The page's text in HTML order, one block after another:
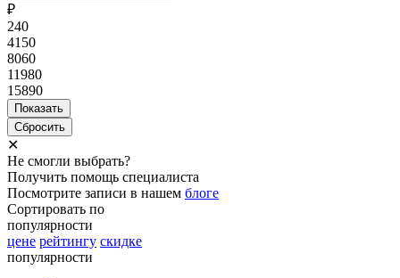
₽
240
4150
8060
11980
15890
✕
Не смогли выбрать?
Получить помощь специалиста
Посмотрите записи в нашем блоге
Сортировать по
популярности
цене рейтингу скидке
популярности